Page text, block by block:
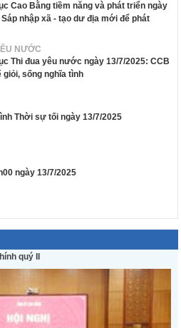
Cao Bằng tiềm năng và phát triển ngày
Sáp nhập xã - tạo dư địa mới để phát
NƯỚC
Thi đua yêu nước ngày 13/7/2025: CCB
giỏi, sống nghĩa tình
Thời sự tối ngày 13/7/2025
ngày 13/7/2025
quý II